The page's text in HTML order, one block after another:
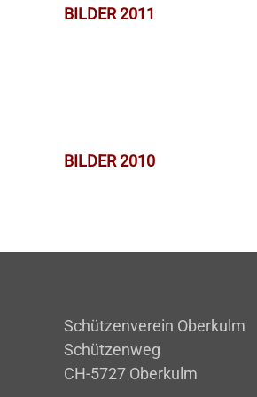
BILDER 2011
BILDER 2010
Schützenverein Oberkulm
Schützenweg
CH-5727 Oberkulm